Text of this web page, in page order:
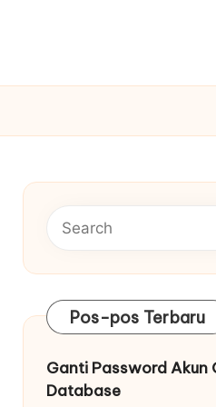
Pos-pos Terbaru
Ganti Password Akun
Database